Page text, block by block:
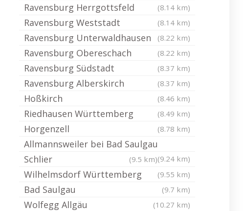
Ravensburg Herrgottsfeld (8.14 km)
Ravensburg Weststadt (8.14 km)
Ravensburg Unterwaldhausen (8.22 km)
Ravensburg Obereschach (8.22 km)
Ravensburg Südstadt (8.37 km)
Ravensburg Alberskirch (8.37 km)
Hoßkirch (8.46 km)
Riedhausen Württemberg (8.49 km)
Horgenzell (8.78 km)
Allmannsweiler bei Bad Saulgau
(9.24 km)
Schlier (9.5 km)
Wilhelmsdorf Württemberg (9.55 km)
Bad Saulgau (9.7 km)
Wolfegg Allgäu (10.27 km)